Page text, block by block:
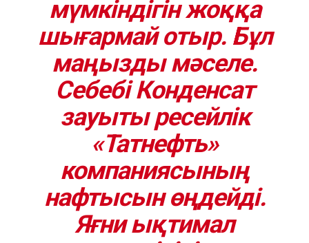
мүмкіндігін жоққа
шығармай отыр. Бұл
маңызды мәселе.
Себебі Конденсат
зауыты ресейлік
«Татнефть»
компаниясының
нафтысын өңдейді.
Яғни ықтимал